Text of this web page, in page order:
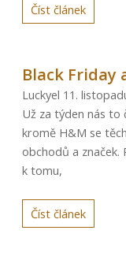
Číst článek
Black Friday
Luckyel 11.
Už za týden nás to
kromě H&M se
obchodů a značek.
k tomu,
Číst článek